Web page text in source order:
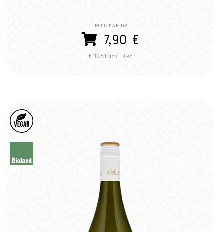
Terroirweine
7,90 €
€ 10,53 pro Liter